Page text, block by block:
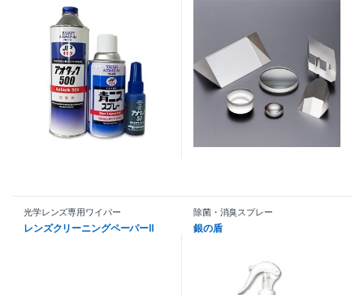
光学レンズ専用ワイパー
レンズクリーニングペーパーⅡ
除菌・消臭スプレー
銀の盾